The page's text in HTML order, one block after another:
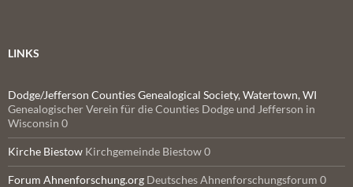
LINKS
Dodge/Jefferson Counties Genealogical Society, Watertown, WI
Genealogischer Verein für die Counties Dodge und Jefferson in
Wisconsin 0
Kirche Biestow Kirchgemeinde Biestow 0
Forum Ahnenforschung.org Deutsches Ahnenforschungsforum 0